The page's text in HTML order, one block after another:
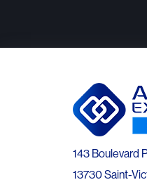
143 Boulevard
13730 Saint-